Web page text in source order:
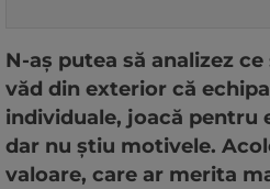
N-aș putea să analizez
văd din exterior că
individuale, joacă pentru
dar nu știu motivele.
valoare, care ar merita